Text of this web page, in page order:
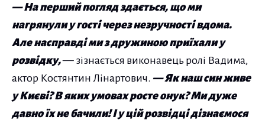
— На перший погляд здається, що ми
нагрянули у гості через незручності вдома.
Але насправді ми з дружиною приїхали у
розвідку,— зізнається виконавець ролі Вадима,
актор Костянтин Лінартович. — Як наш син живе
у Києві? В яких умовах росте онук? Ми дуже
давно їх не бачили! І у цій розвідці дізнаємося